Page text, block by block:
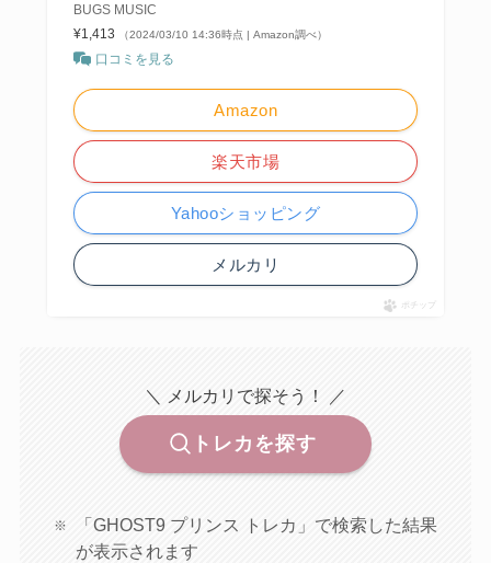
BUGS MUSIC
¥1,413
（2024/03/10 14:36時点 | Amazon調べ）
口コミを見る
Amazon
楽天市場
Yahooショッピング
メルカリ
ポチップ
＼ メルカリで探そう！ ／
トレカを探す
「GHOST9 プリンス トレカ」で検索した結果
が表示されます